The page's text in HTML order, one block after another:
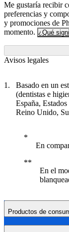
Me gustaría recibir
preferencias y
y promociones de
momento. ¿Qué
Avisos legales
Basado en un
(dentistas e
España,
Reino Unido,
En
En el
Productos de